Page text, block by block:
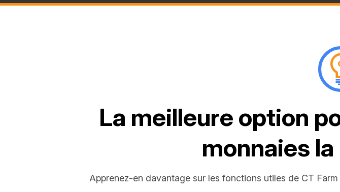
La meilleure option
monnaies
Apprenez-en davantage sur les fonctions utiles de CT